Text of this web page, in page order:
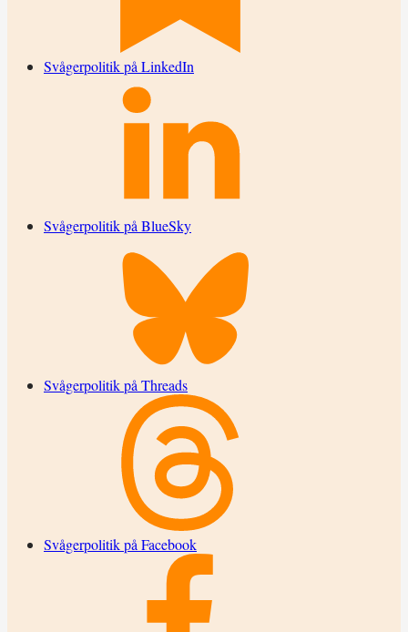
Svågerpolitik på LinkedIn
Svågerpolitik på BlueSky
Svågerpolitik på Threads
Svågerpolitik på Facebook